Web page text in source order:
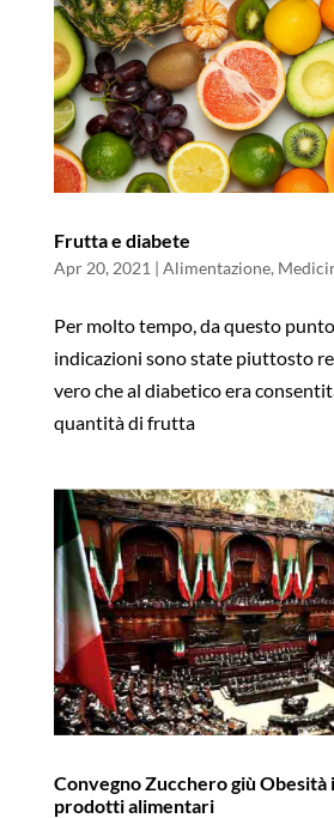
Frutta e diabete
Apr 20, 2021 | Alimentazione,
Per molto tempo, da questo
indicazioni sono state piuttosto
vero che al diabetico era
quantità di frutta
Convegno Zucchero giù Obesità
prodotti alimentari